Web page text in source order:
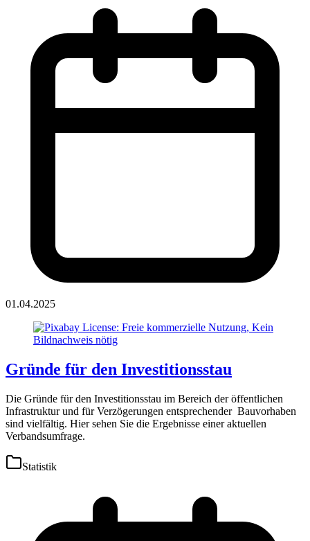
01.04.2025
Gründe für den Investitionsstau
Die Gründe für den Investitionsstau im Bereich der öffentlichen
Infrastruktur und für Verzögerungen entsprechender Bauvorhaben
sind vielfältig. Hier sehen Sie die Ergebnisse einer aktuellen
Verbandsumfrage.
Statistik